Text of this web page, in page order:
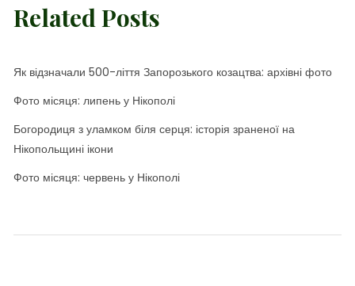
Related Posts
Як відзначали 500-ліття Запорозького козацтва: архівні фото
Фото місяця: липень у Нікополі
Богородиця з уламком біля серця: історія зраненої на
Нікопольщині ікони
Фото місяця: червень у Нікополі